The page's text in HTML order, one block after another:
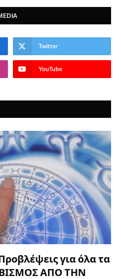
Twitter
YouTube
για όλα τα
ΑΠΟ ΤΗΝ